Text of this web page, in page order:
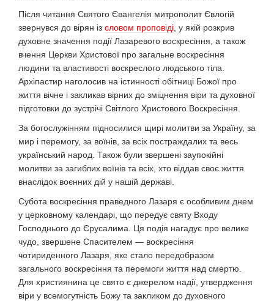
Після читання Святого Євангелія митрополит Євлогій
звернувся до вірян із словом проповіді , у якій розкрив
духовне значення події Лазаревого воскресіння, а також
вчення Церкви Христової про загальне воскресіння
людини та властивості воскреслого людського тіла.
Архіпастир наголосив на істинності обітниці Божої про
життя вічне і закликав вірних до зміцнення віри та духовної
підготовки до зустрічі Світлого Христового Воскресіння.
За богослужінням підносилися щирі молитви за Україну, за
мир і перемогу, за воїнів, за всіх постраждалих та весь
український народ. Також були звершені заупокійні
молитви за загиблих воїнів та всіх, хто віддав своє життя
внаслідок воєнних дій у нашій державі.
Субота воскресіння праведного Лазаря є особливим днем
у церковному календарі, що передує святу Входу
Господнього до Єрусалима. Ця подія нагадує про велике
чудо, звершене Спасителем — воскресіння
чотириденного Лазаря, яке стало передобразом
загального воскресіння та перемоги життя над смертю.
Для християнина це свято є джерелом надії, утвердження
віри у всемогутність Божу та закликом до духовного